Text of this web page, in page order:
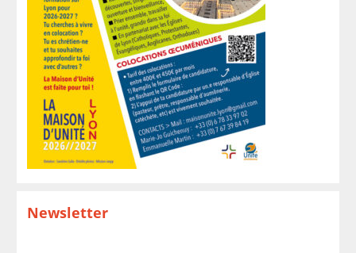
Newsletter